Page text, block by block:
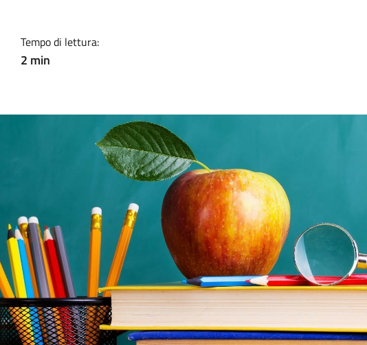
Tempo di lettura:
2 min